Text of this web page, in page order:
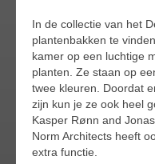
In de collectie van het
plantenbakken te
kamer op een luchtige
planten. Ze staan op
twee kleuren. Doordat
zijn kun je ze ook heel
Kasper Rønn and
Norm Architects heeft
extra functie.